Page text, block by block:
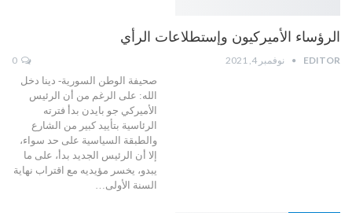
الرؤساء الأميركيون وإستطلاعات الرأي
EDITOR نوفمبر 4, 2021
صحيفة الوطن السورية- دينا دخل
الله: على الرغم من أن الرئيس
الأميركي جو بايدن بدأ فترته
الرئاسية بتأييد كبير من الشارع
والطبقة السياسية على حد سواء،
إلا أن الرئيس الجديد بدأ، على ما
يبدو، يخسر مؤيديه مع اقتراب نهاية
السنة الأولى…